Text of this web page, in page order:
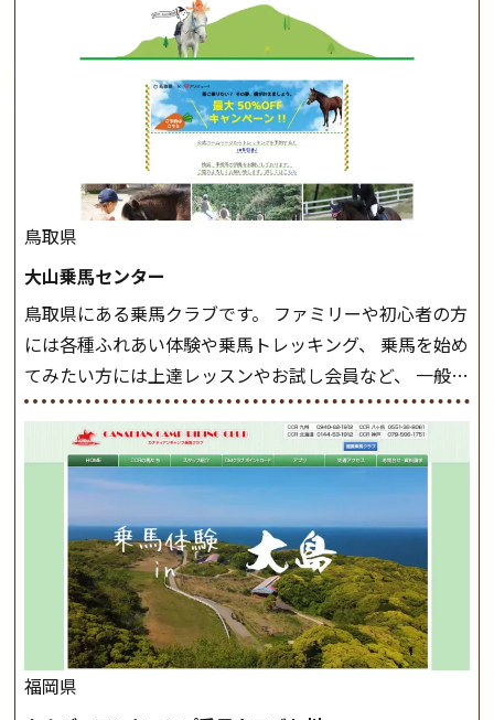
きましょう。 スタートクラス ビギナークラスで単独で
軽速歩(けいはやあし)ができるようになったら スタート
クラスへ。 グループレッスンで馬のスピードを調整し
ながら 軽速歩・正反撞(せいはんどう)を学びます。 安定
した手綱操作と軽速歩・正反撞ができるようになれば
駈歩(かけあし)練習に入ります。 ホップクラス スタート
クラスで常歩(なみあし)や 速歩、駈歩の初歩をマスター
したら、 次は部班にて駈歩を含めた誘導練習を行いま
しょう。 ステップクラス ホップクラスまでに練習した
まとめをします。 三種歩法をマスターし、ワンランク上
の扶助操作や誘導方法を身につけましょう。 注意事項
◆馬場使用状況により、使用する馬場はこちらで決定い
たしますのでご了承ください ◆基本は雨天決行です
が、落雷・強風等のより、安全上急遽中止させていただ
く場合がございます。 ◆三木ホースランドパークの協議
会や講習会等により、一部レッスンが中止になる場合が
ございます。 その際、ご予約いただいている皆様には事
前にご連絡いたします。MIKIホーストレックのツアー
はこちら
鳥取県
大山乗馬センター
鳥取県にある乗馬クラブです。 ファミリーや初心者の方
には各種ふれあい体験や乗馬トレッキング、 乗馬を始め
てみたい方には上達レッスンやお試し会員など、 一般の
方に幅広くお楽しみいただける施設を目指しています。
また、お手軽（低価格）に会員になったり自分の馬を持
つことのできる乗馬クラブでもあり、 健康や趣味、スポ
ーツ競技として、老若男女様々な方が、日々乗馬をお楽
しみいただいています。 なお、ゴールデンウィークと夏
休み期間中は無休で営業していますので、ぜひご家族で
お越しください！大山乗馬センターの紹介記事はこち
福岡県